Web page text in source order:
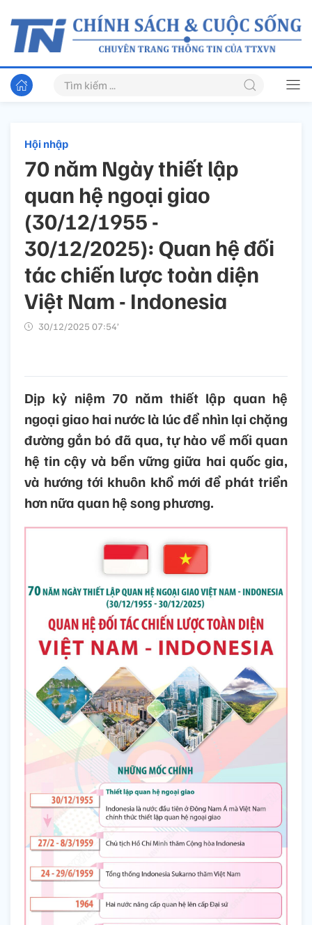
Hội nhập
70 năm Ngày thiết lập
quan hệ ngoại giao
(30/12/1955 -
30/12/2025): Quan hệ đối
tác chiến lược toàn diện
Việt Nam - Indonesia
30/12/2025 07:54’
Dịp kỷ niệm 70 năm thiết lập quan hệ
ngoại giao hai nước là lúc để nhìn lại chặng
đường gắn bó đã qua, tự hào về mối quan
hệ tin cậy và bền vững giữa hai quốc gia,
và hướng tới khuôn khổ mới để phát triển
hơn nữa quan hệ song phương.